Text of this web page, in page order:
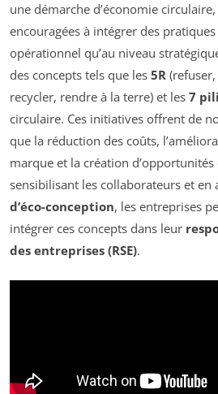
une démarche d’économie
encouragées à intégrer des
opérationnel qu’au niveau
des concepts tels que les 5R
recycler, rendre à la terre) et les 7
circulaire. Ces initiatives offrent de
que la réduction des coûts,
marque et la création d’opportunités
sensibilisant les collaborateurs et en
d’éco-conception, les entreprises
intégrer ces concepts dans leur
des entreprises (RSE).